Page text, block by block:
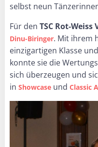
selbst neun
Für den TSC Rot-
Dinu-Biringer. Mit ihrem
einzigartigen Klasse
konnte sie die
sich überzeugen und
in Showcase und Classic